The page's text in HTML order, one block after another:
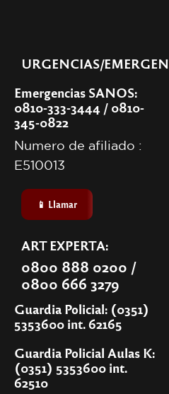
URGENCIAS/
Emergencias SANOS:
0810-333-3444 / 0810-
345-0822
Numero de afiliado :
E510013
📱 Llamar
ART EXPERTA:
0800 888 0200 /
0800 666 3279
Guardia Policial: (0351)
5353600 int. 62165
Guardia Policial Aulas K:
(0351) 5353600 int.
62510